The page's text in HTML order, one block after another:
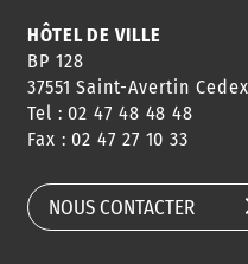
CONSEILS
DE QUARTIER
HÔTEL DE VILLE
BP 128
37551 Saint-Avertin Cedex
Tel : 02 47 48 48 48
Fax : 02 47 27 10 33
NOUS CONTACTER